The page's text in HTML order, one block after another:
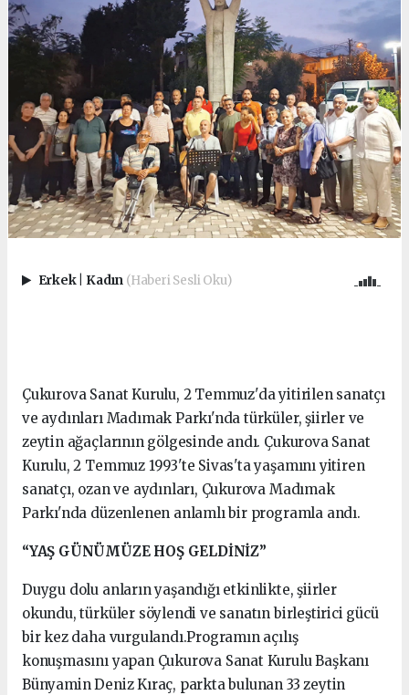
Erkek Kadın (Haberi Sesli Oku)
Çukurova Sanat Kurulu, 2 Temmuz'da yitirilen sanatçı
ve aydınları Madımak Parkı'nda türküler, şiirler ve
zeytin ağaçlarının gölgesinde andı. Çukurova Sanat
Kurulu, 2 Temmuz 1993'te Sivas'ta yaşamını yitiren
sanatçı, ozan ve aydınları, Çukurova Madımak
Parkı'nda düzenlenen anlamlı bir programla andı.
“YAŞ GÜNÜMÜZE HOŞ GELDİNİZ”
Duygu dolu anların yaşandığı etkinlikte, şiirler
okundu, türküler söylendi ve sanatın birleştirici gücü
bir kez daha vurgulandı.Programın açılış
konuşmasını yapan Çukurova Sanat Kurulu Başkanı
Bünyamin Deniz Kıraç, parkta bulunan 33 zeytin